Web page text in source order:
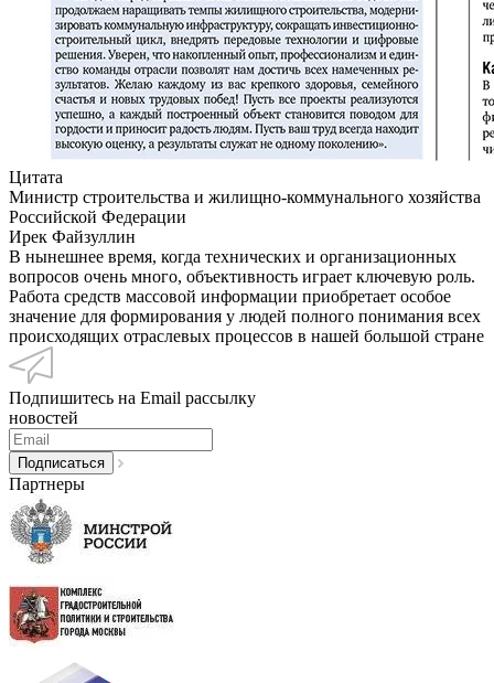
Цитата
Министр строительства и жилищно-коммунального хозяйства
Российской Федерации
Ирек Файзуллин
В нынешнее время, когда технических и организационных
вопросов очень много, объективность играет ключевую роль.
Работа средств массовой информации приобретает особое
значение для формирования у людей полного понимания всех
происходящих отраслевых процессов в нашей большой стране
Подпишитесь на Email рассылку
новостей
Партнеры